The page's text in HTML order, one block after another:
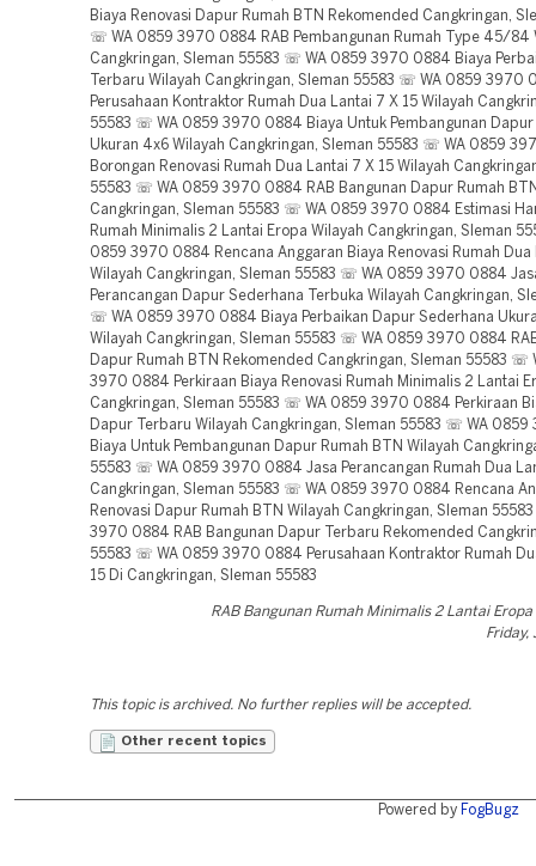
Biaya Renovasi Dapur Rumah BTN Rekomended Cangkringan,
☏ WA 0859 3970 0884 RAB Pembangunan Rumah Type 45/84
Cangkringan, Sleman 55583 ☏ WA 0859 3970 0884 Biaya
Terbaru Wilayah Cangkringan, Sleman 55583 ☏ WA 0859 3970
Perusahaan Kontraktor Rumah Dua Lantai 7 X 15 Wilayah
55583 ☏ WA 0859 3970 0884 Biaya Untuk Pembangunan Dapur
Ukuran 4x6 Wilayah Cangkringan, Sleman 55583 ☏ WA 0859
Borongan Renovasi Rumah Dua Lantai 7 X 15 Wilayah
55583 ☏ WA 0859 3970 0884 RAB Bangunan Dapur Rumah
Cangkringan, Sleman 55583 ☏ WA 0859 3970 0884 Estimasi
Rumah Minimalis 2 Lantai Eropa Wilayah Cangkringan, Sleman
0859 3970 0884 Rencana Anggaran Biaya Renovasi Rumah Dua
Wilayah Cangkringan, Sleman 55583 ☏ WA 0859 3970 0884
Perancangan Dapur Sederhana Terbuka Wilayah Cangkringan,
☏ WA 0859 3970 0884 Biaya Perbaikan Dapur Sederhana
Wilayah Cangkringan, Sleman 55583 ☏ WA 0859 3970 0884
Dapur Rumah BTN Rekomended Cangkringan, Sleman 55583 ☏
3970 0884 Perkiraan Biaya Renovasi Rumah Minimalis 2 Lantai
Cangkringan, Sleman 55583 ☏ WA 0859 3970 0884 Perkiraan
Dapur Terbaru Wilayah Cangkringan, Sleman 55583 ☏ WA
Biaya Untuk Pembangunan Dapur Rumah BTN Wilayah
55583 ☏ WA 0859 3970 0884 Jasa Perancangan Rumah Dua
Cangkringan, Sleman 55583 ☏ WA 0859 3970 0884 Rencana
Renovasi Dapur Rumah BTN Wilayah Cangkringan, Sleman
3970 0884 RAB Bangunan Dapur Terbaru Rekomended
55583 ☏ WA 0859 3970 0884 Perusahaan Kontraktor Rumah
15 Di Cangkringan, Sleman 55583
RAB Bangunan Rumah Minimalis 2 Lantai
Friday,
This topic is archived. No further replies will be accepted.
Other recent topics
Powered by FogBugz